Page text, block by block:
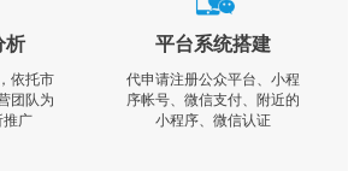
析
依托市
团队为
推广
平台系统搭建
代申请注册公众平台、小程
序帐号、微信支付、附近的
小程序、微信认证